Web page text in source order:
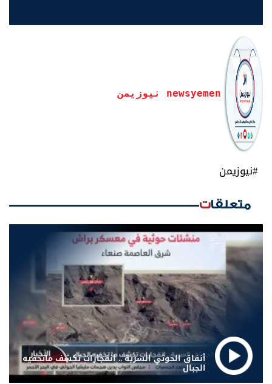
newsyemen نيوزيمن
#نيوزيمن
متعلقات
أنفاق الحوثي السرية .. انفجارات تكشف ماتخفيه
الجبال